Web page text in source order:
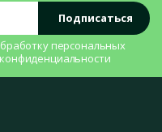
Подписаться
персональных